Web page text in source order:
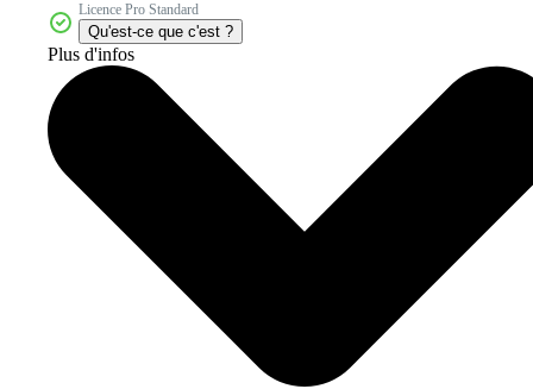
Licence Pro Standard
Qu'est-ce que c'est ?
Plus d'infos